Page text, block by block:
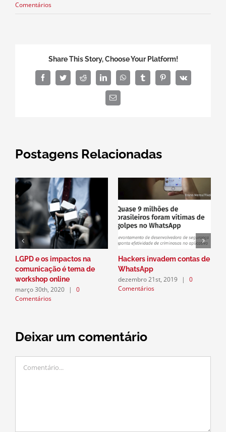
Comentários
Share This Story, Choose Your Platform!
FacebookTwitterReddit LinkedInWhatsAppTumblrPinterest
Vk
E-
mail
Postagens Relacionadas
LGPD e os impactos na
comunicação é tema de
workshop online
março 30th, 2020 |
0
Comentários
Hackers invadem contas de
WhatsApp
dezembro 21st, 2019 |
0
Comentários
Deixar um comentário